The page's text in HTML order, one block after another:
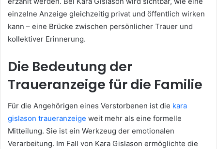
einzelne Anzeige gleichzeitig privat und öffentlich wirken
kann – eine Brücke zwischen persönlicher Trauer und
kollektiver Erinnerung.
Die Bedeutung der
Traueranzeige für die Familie
Für die Angehörigen eines Verstorbenen ist die kara
gislason traueranzeige weit mehr als eine formelle
Mitteilung. Sie ist ein Werkzeug der emotionalen
Verarbeitung. Im Fall von Kara Gislason ermöglichte die